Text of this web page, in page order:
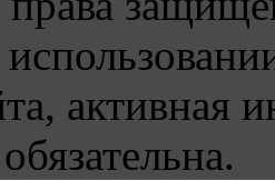
активная